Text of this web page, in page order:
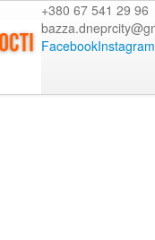
+380 67 541 29 96
FacebookInstagram